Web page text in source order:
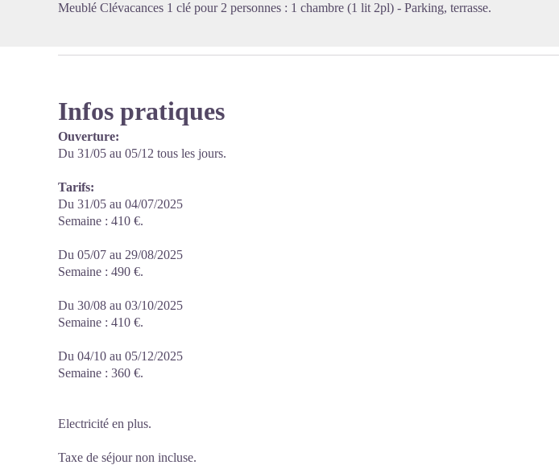
Meublé Clévacances 1 clé pour 2 personnes : 1 chambre (1 lit 2pl) - Parking, terrasse.
Infos pratiques
Ouverture:
Du 31/05 au 05/12 tous les jours.
Tarifs:
Du 31/05 au 04/07/2025
Semaine : 410 €.
Du 05/07 au 29/08/2025
Semaine : 490 €.
Du 30/08 au 03/10/2025
Semaine : 410 €.
Du 04/10 au 05/12/2025
Semaine : 360 €.
Electricité en plus.
Taxe de séjour non incluse.